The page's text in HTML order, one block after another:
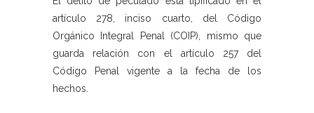
artículo 278, inciso cuarto, del Código
Orgánico Integral Penal (COIP), mismo que
guarda relación con el artículo 257 del
Código Penal vigente a la fecha de los
hechos.